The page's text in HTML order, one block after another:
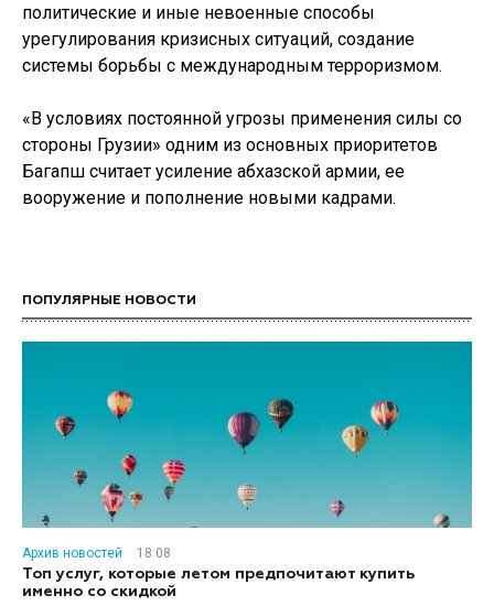
политические и иные невоенные способы
урегулирования кризисных ситуаций, создание
системы борьбы с международным терроризмом.
«В условиях постоянной угрозы применения силы со
стороны Грузии» одним из основных приоритетов
Багапш считает усиление абхазской армии, ее
вооружение и пополнение новыми кадрами.
ПОПУЛЯРНЫЕ НОВОСТИ
Архив новостей
18:08
Топ услуг, которые летом предпочитают купить
именно со скидкой